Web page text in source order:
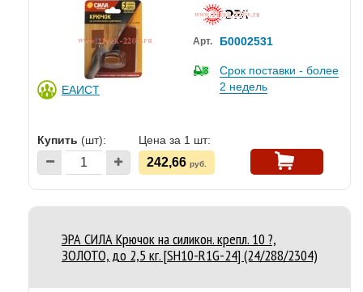
ЕАИСТ
Арт. Б0002531
Срок поставки - более
2 недель
Купить (шт): Цена за 1 шт:
242,66 руб.
ЭРА СИЛА Крючок на силикон. крепл. 10 ?,
ЗОЛОТО, до 2,5 кг. [SH10-R1G-24] (24/288/2304)